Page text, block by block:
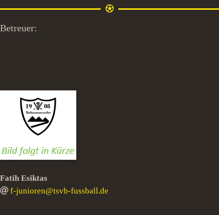
Betreuer:
Fatih Esiktas
f-junioren@tsvb-fussball.de